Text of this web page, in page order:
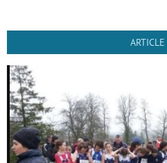
ARTICLE